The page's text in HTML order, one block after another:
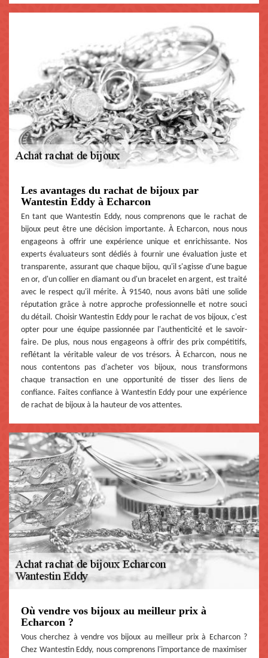
Les avantages du rachat de bijoux par
Wantestin Eddy à Echarcon
En tant que Wantestin Eddy, nous comprenons que le rachat de
bijoux peut être une décision importante. À Echarcon, nous nous
engageons à offrir une expérience unique et enrichissante. Nos
experts évaluateurs sont dédiés à fournir une évaluation juste et
transparente, assurant que chaque bijou, qu'il s'agisse d'une bague
en or, d'un collier en diamant ou d'un bracelet en argent, est traité
avec le respect qu'il mérite. À 91540, nous avons bâti une solide
réputation grâce à notre approche professionnelle et notre souci
du détail. Choisir Wantestin Eddy pour le rachat de vos bijoux, c'est
opter pour une équipe passionnée par l'authenticité et le savoir-
faire. De plus, nous nous engageons à offrir des prix compétitifs,
reflétant la véritable valeur de vos trésors. À Echarcon, nous ne
nous contentons pas d'acheter vos bijoux, nous transformons
chaque transaction en une opportunité de tisser des liens de
confiance. Faites confiance à Wantestin Eddy pour une expérience
de rachat de bijoux à la hauteur de vos attentes.
Où vendre vos bijoux au meilleur prix à
Echarcon ?
Vous cherchez à vendre vos bijoux au meilleur prix à Echarcon ?
Chez Wantestin Eddy, nous comprenons l'importance de maximiser